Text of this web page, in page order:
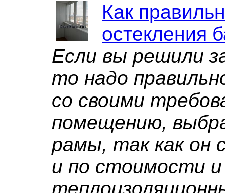
Как
остекления
Если вы решили
то надо
со своими
помещению,
рамы, так как он
и по стоимости и